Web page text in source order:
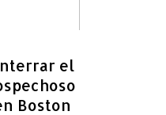
el
Boston